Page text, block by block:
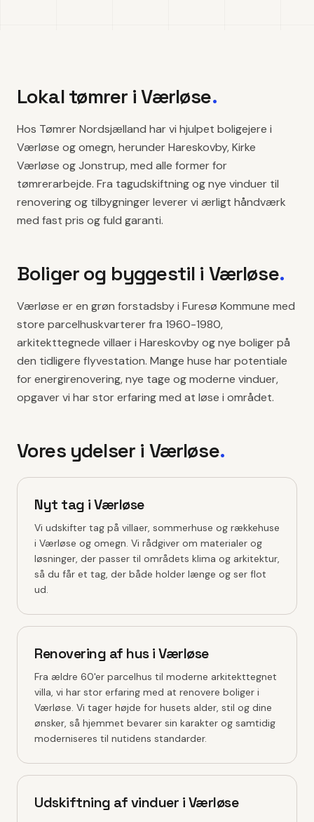
Lokal tømrer iVærløse.
Hos Tømrer Nordsjælland har vi hjulpet boligejere i
Værløse og omegn, herunder Hareskovby, Kirke
Værløse og Jonstrup, med alle former for
tømrerarbejde. Fra tagudskiftning og nye vinduer til
renovering og tilbygninger leverer vi ærligt håndværk
med fast pris og fuld garanti.
Boliger og byggestil i Værløse.
Værløse er en grøn forstadsby i Furesø Kommune med
store parcelhuskvarterer fra 1960-1980,
arkitekttegnede villaer i Hareskovby og nye boliger på
den tidligere flyvestation. Mange huse har potentiale
for energirenovering, nye tage og moderne vinduer,
opgaver vi har stor erfaring med at løse i området.
Vores ydelser i Værløse.
Nyt tag i Værløse
Vi udskifter tag på villaer, sommerhuse og rækkehuse
i Værløse og omegn. Vi rådgiver om materialer og
løsninger, der passer til områdets klima og arkitektur,
så du får et tag, der både holder længe og ser flot
ud.
Renovering af hus i Værløse
Fra ældre 60'er parcelhus til moderne arkitekttegnet
villa, vi har stor erfaring med at renovere boliger i
Værløse. Vi tager højde for husets alder, stil og dine
ønsker, så hjemmet bevarer sin karakter og samtidig
moderniseres til nutidens standarder.
Udskiftning af vinduer i Værløse